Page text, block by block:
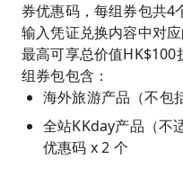
券优惠码，每组券包共4
输入凭证兑换内容中对
最高可享总价值HK$100
组券包包含：
海外旅游产品（不包
全站KKday产品（不
优惠码 x 2 个